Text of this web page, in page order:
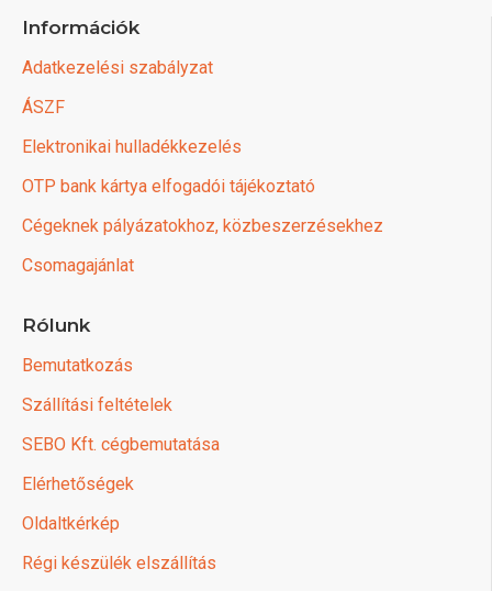
Információk
Adatkezelési szabályzat
ÁSZF
Elektronikai hulladékkezelés
OTP bank kártya elfogadói tájékoztató
Cégeknek pályázatokhoz, közbeszerzésekhez
Csomagajánlat
Rólunk
Bemutatkozás
Szállítási feltételek
SEBO Kft. cégbemutatása
Elérhetőségek
Oldaltkérkép
Régi készülék elszállítás